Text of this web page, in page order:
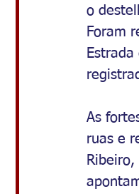
o
Foram
As
ruas e